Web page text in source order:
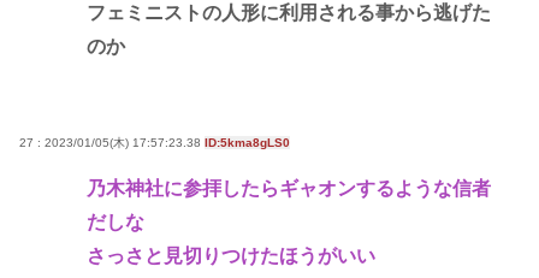
フェミニストの人形に利用される事から逃げた
のか
27 : 2023/01/05(木) 17:57:23.38 ID:5kma8gLS0
乃木神社に参拝したらギャオンするような信者
だしな
さっさと見切りつけたほうがいい